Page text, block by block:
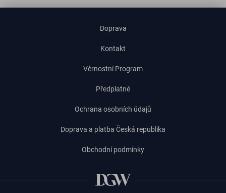
Doprava
Kontakt
Věrnostní Program
Předplatné
Ochrana osobních údajů
Doprava a platba Česká republika
Obchodní podmínky